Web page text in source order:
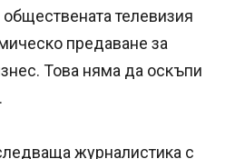
телевизия
предаване за
Това няма да оскъпи
журналистика с